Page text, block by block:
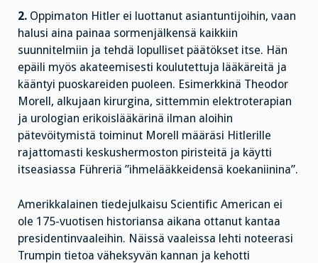
2. Oppimaton Hitler ei luottanut asiantuntijoihin, vaan
halusi aina painaa sormenjälkensä kaikkiin
suunnitelmiin ja tehdä lopulliset päätökset itse. Hän
epäili myös akateemisesti koulutettuja lääkäreitä ja
kääntyi puoskareiden puoleen. Esimerkkinä Theodor
Morell, alkujaan kirurgina, sittemmin elektroterapian
ja urologian erikoislääkärinä ilman aloihin
pätevöitymistä toiminut Morell määräsi Hitlerille
rajattomasti keskushermoston piristeitä ja käytti
itseasiassa Führeriä ”ihmelääkkeidensä koekaniinina”.
Amerikkalainen tiedejulkaisu Scientific American ei
ole 175-vuotisen historiansa aikana ottanut kantaa
presidentinvaaleihin. Näissä vaaleissa lehti noteerasi
Trumpin tietoa väheksyvän kannan ja kehotti